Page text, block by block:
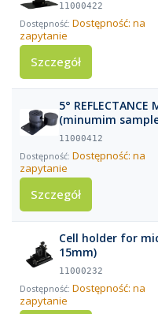
11000422
Dostępność: na
zapytanie
Szczegół
5°
(minumim
11000412
Dostępność: na
zapytanie
Szczegół
Cell holder for
15mm)
11000232
Dostępność: na
zapytanie